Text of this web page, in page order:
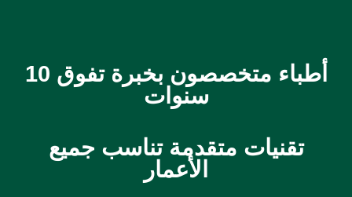
أطباء متخصصون بخبرة تفوق 10
سنوات
تقنيات متقدمة تناسب جميع
الأعمار